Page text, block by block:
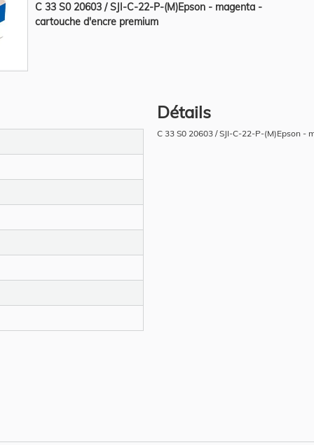
C 33 S0 20603 / SJI-C-22-P-(M)Epson - magenta -
cartouche d'encre premium
Détails
C 33 S0 20603 / SJI-C-22-P-(M)Epson